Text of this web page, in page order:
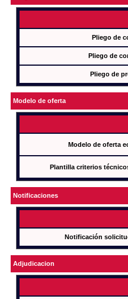
Pliego de
Pliego de
Pliego de
Modelo de oferta
Modelo de oferta
Plantilla criterios
Notificaciones
Notificación
Adjudicacion